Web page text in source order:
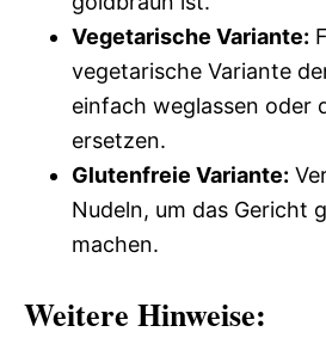
Vegetarische Variante:
vegetarische Variante
einfach weglassen oder
ersetzen.
Glutenfreie Variante:
Nudeln, um das Gericht
machen.
Weitere Hinweise: